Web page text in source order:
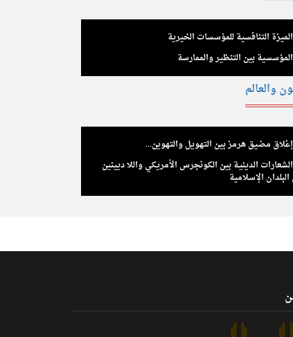
الميزة التنافسية للمؤسسات الخيرية
المؤسسية بين التنظير والممارسة
والعالم
إغلاق مضيق هرمز بين التهويل والتهوين...
الشعارات الدينيـة بين الكونجرس الأمريكي واللا ديينين
الإسلامية